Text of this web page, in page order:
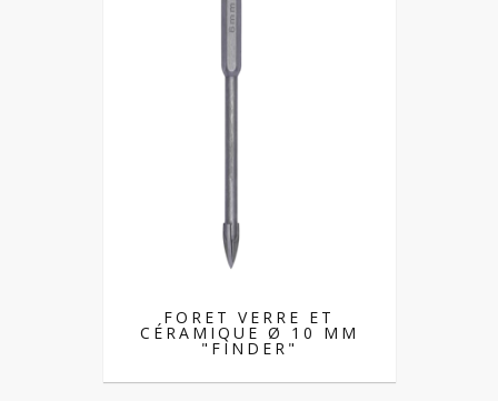
FORET VERRE ET
CÉRAMIQUE Ø 10 MM
"FINDER"